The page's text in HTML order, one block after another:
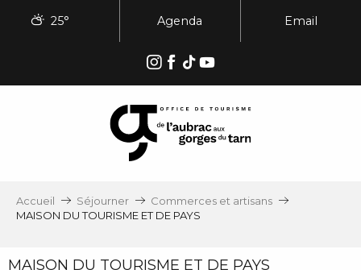
25° Agenda Email
Accueil Séjourner
Commerces et artisans
MAISON DU TOURISME ET DE PAYS
MAISON DU TOURISME ET DE PAYS